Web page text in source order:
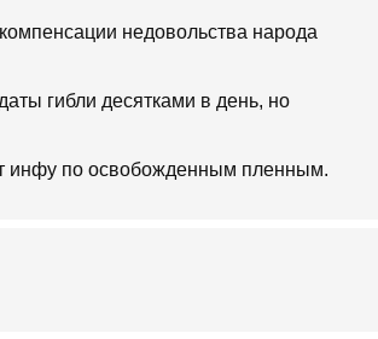
недовольства народа
гибли десятками в день, но
инфу по освобожденным пленным.